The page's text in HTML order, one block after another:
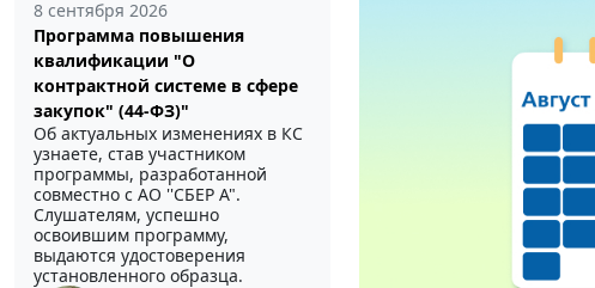
8 сентября 2026
Программа повышения
квалификации "О
контрактной системе в сфере
закупок" (44-ФЗ)"
Об актуальных изменениях в КС
узнаете, став участником
программы, разработанной
совместно с АО ''СБЕР А".
Слушателям, успешно
освоившим программу,
выдаются удостоверения
установленного образца.